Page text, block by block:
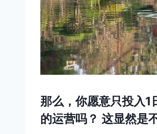
那么，你愿意只投入1
的运营吗？ 这显然是